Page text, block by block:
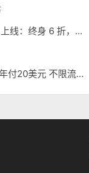
AirNode 荷兰阿姆斯特丹 NVMe VPS 上线：终身 6 折，€1.99/月起，2.5Tbit/s DDoS 防护
DediOne 新增洛杉矶CMIN2线路VPS年付20美元 不限流量